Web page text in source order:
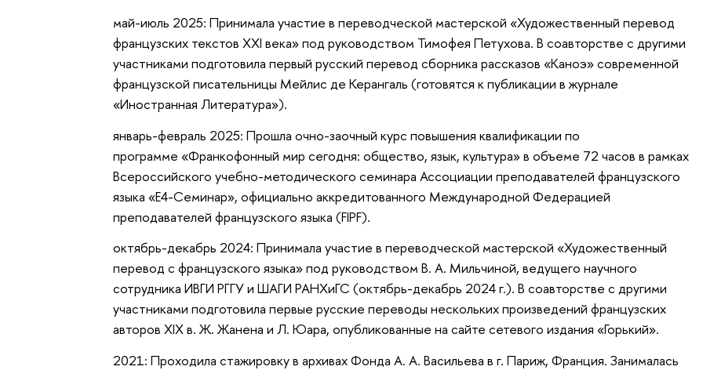
май-июль 2025: Принимала участие в переводческой мастерской «Художественный перевод
французских текстов XXI века» под руководством Тимофея Петухова. В соавторстве с другими
участниками подготовила первый русский перевод сборника рассказов «Каноэ» современной
французской писательницы Мейлис де Керангаль (готовятся к публикации в журнале
«Иностранная Литература»).
январь-февраль 2025: Прошла очно-заочный курс повышения квалификации по
программе «Франкофонный мир сегодня: общество, язык, культура» в объеме 72 часов в рамках
Всероссийского учебно-методического семинара Ассоциации преподавателей французского
языка «Е4-Семинар», официально аккредитованного Международной Федерацией
преподавателей французского языка (FIPF).
октябрь-декабрь 2024: Принимала участие в переводческой мастерской «Художественный
перевод с французского языка» под руководством В. А. Мильчиной, ведущего научного
сотрудника ИВГИ РГГУ и ШАГИ РАНХиГС (октябрь-декабрь 2024 г.). В соавторстве с другими
участниками подготовила первые русские переводы нескольких произведений французских
авторов XIX в. Ж. Жанена и Л. Юара, опубликованные на сайте сетевого издания «Горький».
2021: Проходила стажировку в архивах Фонда А. А. Васильева в г. Париж, Франция. Занималась